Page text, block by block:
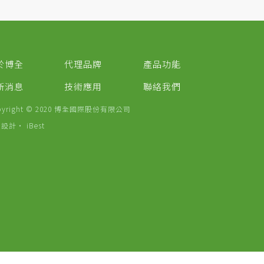
博全 代理品牌
產品功能
消息
技術應用 聯絡我們
© 2020 博全國際股份有限公司
計 ‧ iBest